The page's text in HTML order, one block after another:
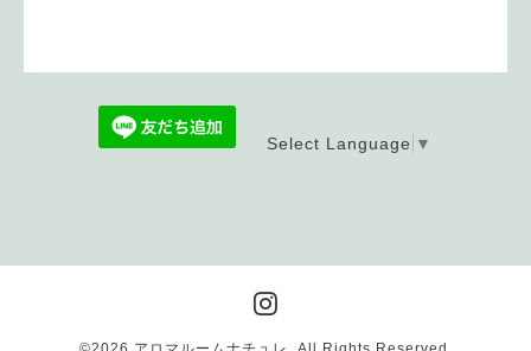
Select Language ▼